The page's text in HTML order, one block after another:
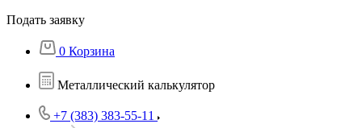
Подать заявку
0 Корзина
Металлический калькулятор
+7 (383) 383-55-11